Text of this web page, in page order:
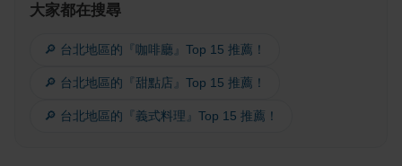
大家都在搜尋
🔎 台北地區的『咖啡廳』Top 15 推薦！
🔎 台北地區的『甜點店』Top 15 推薦！
🔎 台北地區的『義式料理』Top 15 推薦！